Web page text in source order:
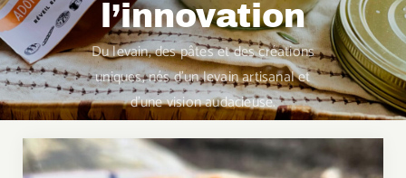
l’innovation
Du levain, des pâtes et des créations
uniques, nés d’un levain artisanal et
d’une vision audacieuse.